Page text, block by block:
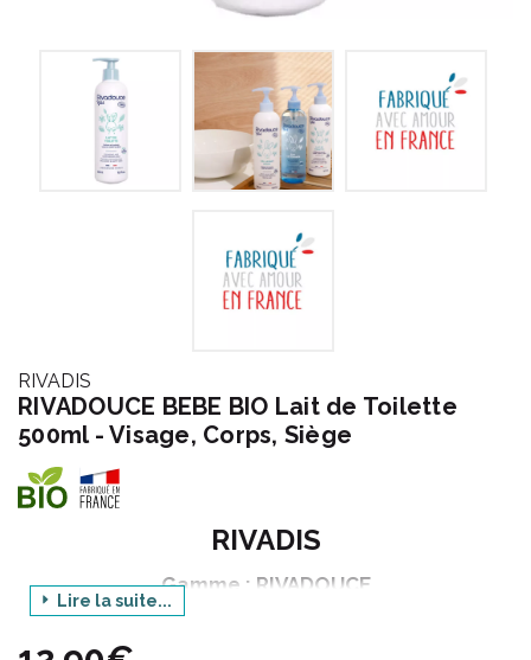
RIVADIS
RIVADOUCE BEBE BIO Lait de Toilette
500ml - Visage, Corps, Siège
RIVADIS
Gamme : RIVADOUCE
Déclinaison : BEBE
Lire la suite...